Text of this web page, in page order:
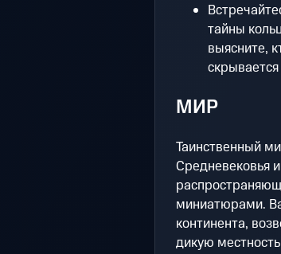
тайны
выясните,
МИР
Таинственный
Средневековья
миниатюрами.
континента,
дикую